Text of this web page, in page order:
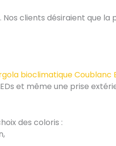
clients désiraient que
bioclimatique Coublanc
et même une prise
des coloris :